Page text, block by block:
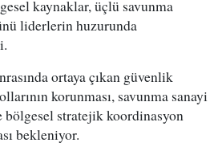
kaynaklar, üçlü savunma
liderlerin huzurunda
ortaya çıkan güvenlik
korunması, savunma sanayi
stratejik koordinasyon
bekleniyor.